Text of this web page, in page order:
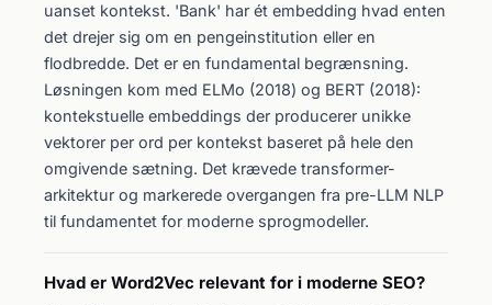
uanset kontekst. 'Bank' har ét embedding hvad enten
det drejer sig om en pengeinstitution eller en
flodbredde. Det er en fundamental begrænsning.
Løsningen kom med ELMo (2018) og BERT (2018):
kontekstuelle embeddings der producerer unikke
vektorer per ord per kontekst baseret på hele den
omgivende sætning. Det krævede transformer-
arkitektur og markerede overgangen fra pre-LLM NLP
til fundamentet for moderne sprogmodeller.
Hvad er Word2Vec relevant for i moderne SEO?